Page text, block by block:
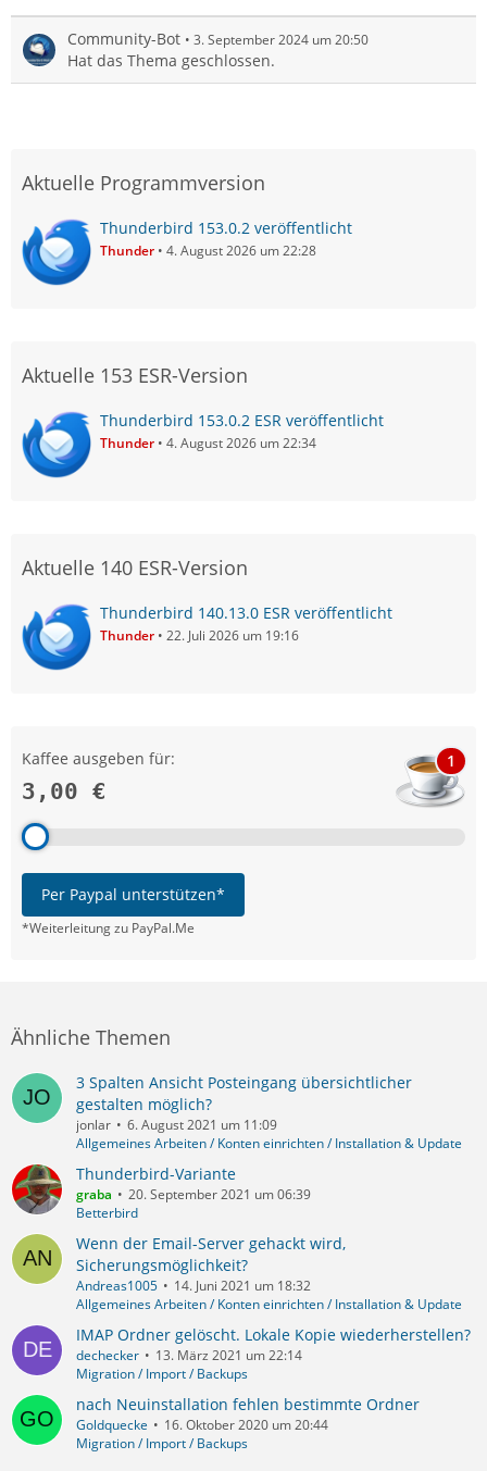
Community-Bot 3. September 2024 um 20:50
Hat das Thema geschlossen.
Aktuelle Programmversion
Thunderbird 153.0.2 veröffentlicht
Thunder 4. August 2026 um 22:28
Aktuelle 153 ESR-Version
Thunderbird 153.0.2 ESR veröffentlicht
Thunder 4. August 2026 um 22:34
Aktuelle 140 ESR-Version
Thunderbird 140.13.0 ESR veröffentlicht
Thunder 22. Juli 2026 um 19:16
Kaffee ausgeben für:
3,00 €
1
Per Paypal unterstützen*
*Weiterleitung zu PayPal.Me
Ähnliche Themen
3 Spalten Ansicht Posteingang übersichtlicher
gestalten möglich?
jonlar
6. August 2021 um 11:09
Allgemeines Arbeiten / Konten einrichten / Installation & Update
Thunderbird-Variante
graba
20. September 2021 um 06:39
Betterbird
Wenn der Email-Server gehackt wird,
Sicherungsmöglichkeit?
Andreas1005
14. Juni 2021 um 18:32
Allgemeines Arbeiten / Konten einrichten / Installation & Update
IMAP Ordner gelöscht. Lokale Kopie wiederherstellen?
dechecker
13. März 2021 um 22:14
Migration / Import / Backups
nach Neuinstallation fehlen bestimmte Ordner
Goldquecke
16. Oktober 2020 um 20:44
Migration / Import / Backups